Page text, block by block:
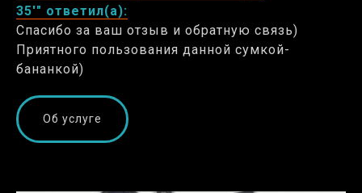
35'" ответил(а):
Спасибо за ваш отзыв и обратную связь)
Приятного пользования данной сумкой-
бананкой)
Об услуге